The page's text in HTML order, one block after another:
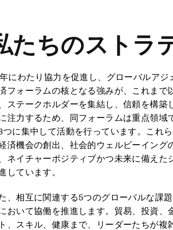
たちのストラ
にわたり協力を促進し、グローバルア
フォーラムの核となる強みが、これまで
ステークホルダーを集結し、信頼を構
注力するため、同フォーラムは重点領
つに集中して活動を行っています。これ
済機会の創出、社会的ウェルビーイング
ネイチャーポジティブかつ未来に備え
しています。
、相互に関連する5つのグローバルな課
おいて協働を推進します。貿易、投資、
、スキル、健康まで、リーダーたちが